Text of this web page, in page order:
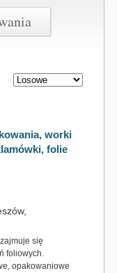
worki
folie
się
foliowych.
opakowaniowe